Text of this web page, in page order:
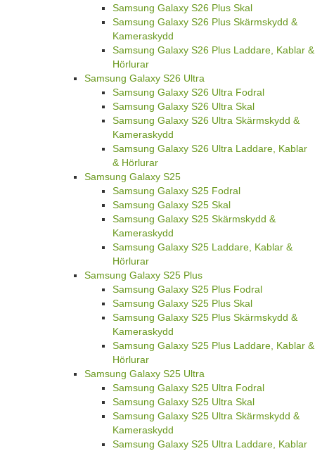
Samsung Galaxy S26 Plus Skal
Samsung Galaxy S26 Plus Skärmskydd &
Kameraskydd
Samsung Galaxy S26 Plus Laddare, Kablar &
Hörlurar
Samsung Galaxy S26 Ultra
Samsung Galaxy S26 Ultra Fodral
Samsung Galaxy S26 Ultra Skal
Samsung Galaxy S26 Ultra Skärmskydd &
Kameraskydd
Samsung Galaxy S26 Ultra Laddare, Kablar
& Hörlurar
Samsung Galaxy S25
Samsung Galaxy S25 Fodral
Samsung Galaxy S25 Skal
Samsung Galaxy S25 Skärmskydd &
Kameraskydd
Samsung Galaxy S25 Laddare, Kablar &
Hörlurar
Samsung Galaxy S25 Plus
Samsung Galaxy S25 Plus Fodral
Samsung Galaxy S25 Plus Skal
Samsung Galaxy S25 Plus Skärmskydd &
Kameraskydd
Samsung Galaxy S25 Plus Laddare, Kablar &
Hörlurar
Samsung Galaxy S25 Ultra
Samsung Galaxy S25 Ultra Fodral
Samsung Galaxy S25 Ultra Skal
Samsung Galaxy S25 Ultra Skärmskydd &
Kameraskydd
Samsung Galaxy S25 Ultra Laddare, Kablar